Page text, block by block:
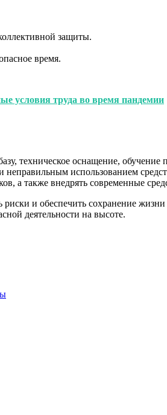
защиты.
время.
условия труда во время пандемии
техническое оснащение, обучение
неправильным использованием
а также внедрять современные
и обеспечить сохранение
деятельности на высоте.